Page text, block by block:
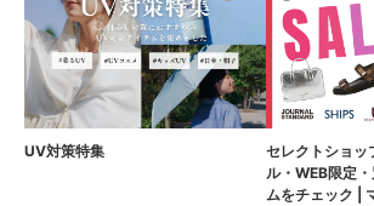
UV対策特集
セレクトショッ
ル・WEB限定
ムをチェック |